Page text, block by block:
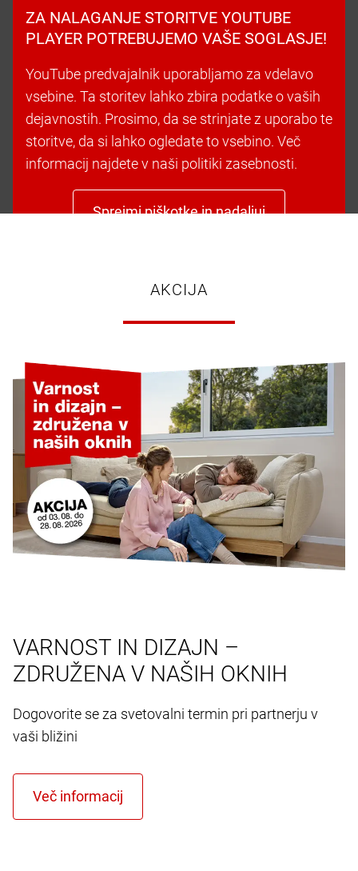
ZA NALAGANJE STORITVE YOUTUBE
PLAYER POTREBUJEMO VAŠE SOGLASJE!
YouTube predvajalnik uporabljamo za vdelavo
vsebine. Ta storitev lahko zbira podatke o vaših
dejavnostih. Prosimo, da se strinjate z uporabo te
storitve, da si lahko ogledate to vsebino. Več
informacij najdete v naši politiki zasebnosti.
Sprejmi piškotke in nadaljuj
AKCIJA
VARNOST IN DIZAJN –
ZDRUŽENA V NAŠIH OKNIH
Dogovorite se za svetovalni termin pri partnerju v
vaši bližini